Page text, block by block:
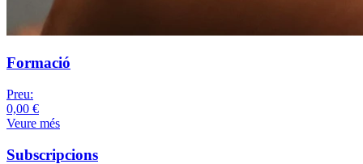
Formació
Preu:
0,00 €
Veure més
Subscripcions